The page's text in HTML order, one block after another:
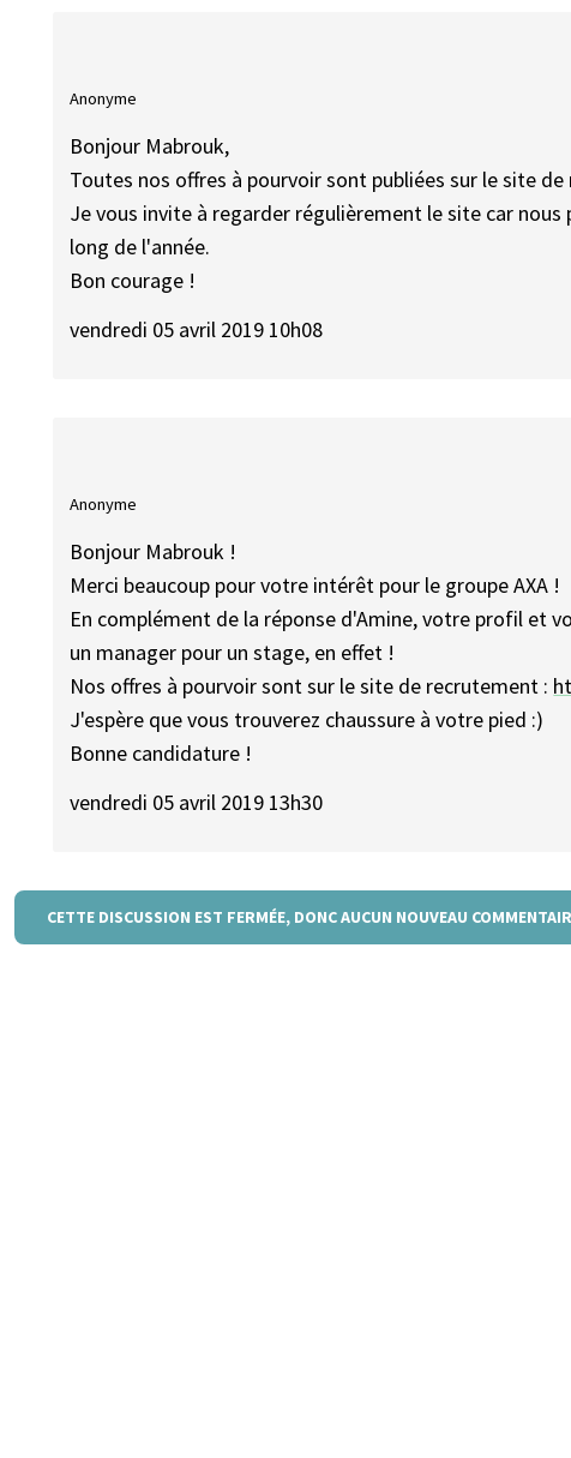
Anonyme
Bonjour Mabrouk,
Toutes nos offres à pourvoir sont publiées sur le site de
Je vous invite à regarder régulièrement le site car
long de l'année.
Bon courage !
vendredi 05 avril 2019 10h08
Anonyme
Bonjour Mabrouk !
Merci beaucoup pour votre intérêt pour le groupe AXA !
En complément de la réponse d'Amine, votre profil et
un manager pour un stage, en effet !
Nos offres à pourvoir sont sur le site de recrutement :
J'espère que vous trouverez chaussure à votre pied :)
Bonne candidature !
vendredi 05 avril 2019 13h30
CETTE DISCUSSION EST FERMÉE, DONC AUCUN NOUVEAU